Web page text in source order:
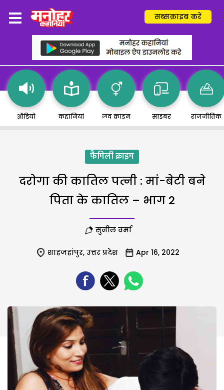
सब्सक्राइब करें
ऑडियो कहानियां लव क्राइम साइबर राजनीतिक
फैमिली क्राइम
दरोगा की कातिल पत्नी : मां-बेटी बने
पिता के कातिल – भाग 2
सुनील वर्मा
शाहजहांपुर, उत्तर प्रदेश Apr 16, 2022